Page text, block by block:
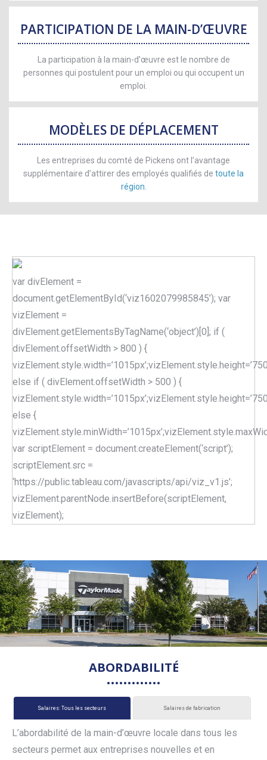
PARTICIPATION DE LA MAIN-D’ŒUVRE
La participation à la main-d’œuvre est le nombre de
personnes qui postulent pour un emploi ou qui occupent un
emploi.
MODÈLES DE DÉPLACEMENT
Les entreprises du comté de Pickens ont l’avantage
supplémentaire d’attirer des employés qualifiés de toute la
région.
var divElement =
document.getElementById(‘viz1602079985845’); var
vizElement =
divElement.getElementsByTagName(‘object’)[0]; if (
divElement.offsetWidth > 800 ) {
else if ( divElement.offsetWidth > 500 ) {
else {
var scriptElement = document.createElement(‘script’);
scriptElement.src =
‘https://public.tableau.com/javascripts/api/viz_v1.js’;
vizElement.parentNode.insertBefore(scriptElement,
vizElement);
ABORDABILITÉ
Salaires: Tous les secteurs Salaires de fabrication
L’abordabilité de la main-d’œuvre locale dans tous les
secteurs permet aux entreprises nouvelles et en